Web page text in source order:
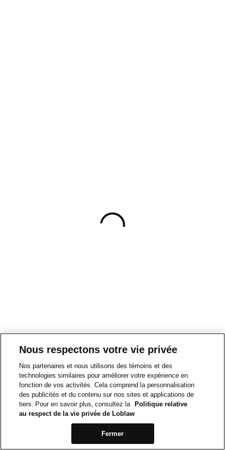
Nous respectons votre vie privée
Nos partenaires et nous utilisons des témoins et des
technologies similaires pour améliorer votre expérience en
fonction de vos activités. Cela comprend la personnalisation
des publicités et du contenu sur nos sites et applications de
tiers. Pour en savoir plus, consultez la
Politique relative
au respect de la vie privée de Loblaw
Fermer